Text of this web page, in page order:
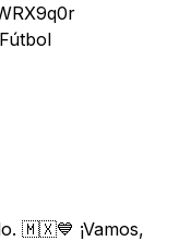
🇲🇽💙 ¡Vamos,